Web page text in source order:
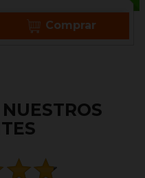
Comprar